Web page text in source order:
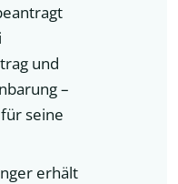
und
–
seine
erhält